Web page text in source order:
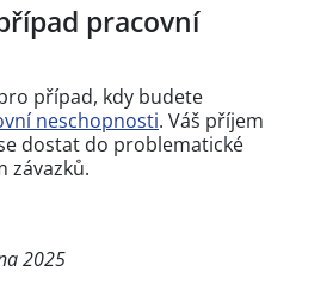
pracovní
případ, kdy budete
neschopnosti. Váš příjem
dostat do problematické
závazků.
2025